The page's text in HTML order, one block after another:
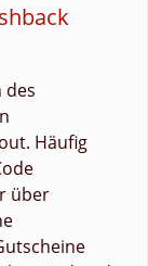
des
Häufig
über